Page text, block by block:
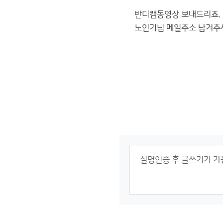
반디캠동영상 보내드리죠.
노인기님 메일주소 남겨주